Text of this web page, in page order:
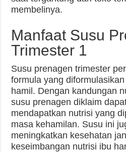
membelinya.
Manfaat Susu
Trimester 1
Susu prenagen trimester
formula yang
hamil. Dengan kandungan
susu prenagen diklaim
mendapatkan nutrisi yang
masa kehamilan. Susu ini
meningkatkan kesehatan
keseimbangan nutrisi ibu